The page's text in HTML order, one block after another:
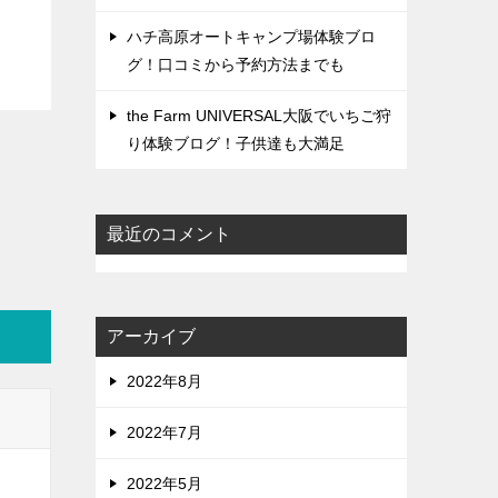
ハチ高原オートキャンプ場体験ブロ
グ！口コミから予約方法までも
the Farm UNIVERSAL大阪でいちご狩
り体験ブログ！子供達も大満足
最近のコメント
アーカイブ
2022年8月
2022年7月
2022年5月